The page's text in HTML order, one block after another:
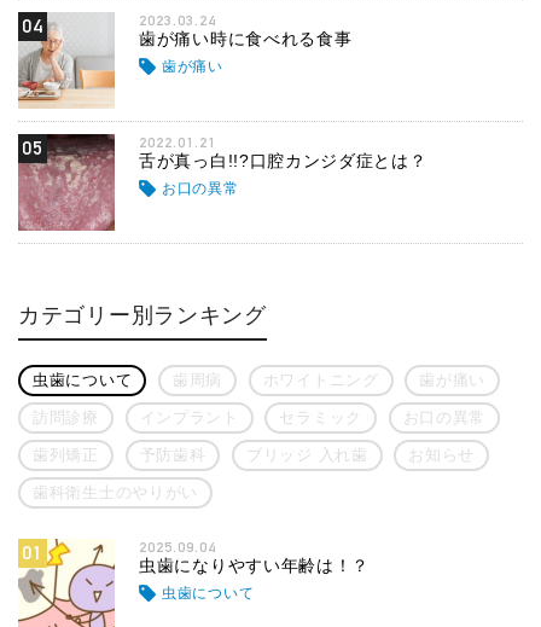
04 2023.03.24
歯が痛い時に食べれる食事
歯が痛い
05 2022.01.21
舌が真っ白!!?口腔カンジダ症とは？
お口の異常
カテゴリー別ランキング
虫歯について 歯周病 ホワイトニング 歯が痛い
訪問診療 インプラント セラミック お口の異常
歯列矯正 予防歯科 ブリッジ 入れ歯 お知らせ
歯科衛生士のやりがい
01 2025.09.04
虫歯になりやすい年齢は！？
虫歯について